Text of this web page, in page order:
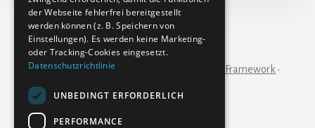
IMPRESSUM KONTAKT
Copyright © 2026 · Genesis Framework ·
der Webseite fehlerfrei bereitgestellt
werden können (z. B. Speichern von
Einstellungen). Es werden keine Marketing-
oder Tracking-Cookies eingesetzt.
Datenschutzrichtlinie
UNBEDINGT ERFORDERLICH
PERFORMANCE